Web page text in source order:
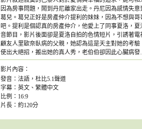
因為房事問題，鬧到丹尼離家出走。丹尼因為感情失
葛兒。葛兒正好是房產仲介提利的妹妹，因為不想與
吧。提利是個認真的房產仲介，他愛上了同事夏洛，
音節目，影片後面卻是夏洛自拍的色情短片，引誘著
顧友人里歐奈臥病的父親，她認為這是天主對她的考
使出大絕招，搬出她的真人秀，老伯伯卻因此心臟病
影片內容：
發音：法語，杜比5.1聲道
字幕：英文、繁體中文
比例：16:9
片長：約120分